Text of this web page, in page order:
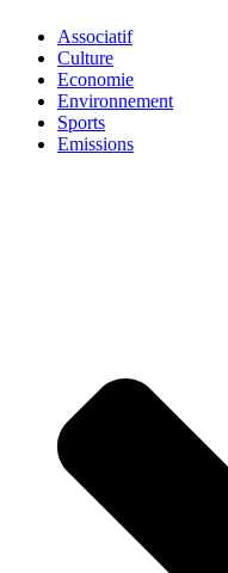
Associatif
Culture
Economie
Environnement
Sports
Emissions